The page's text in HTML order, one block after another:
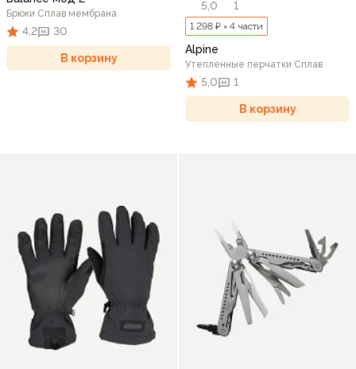
Брюки Сплав мембрана
4,2 30
В корзину
5,0 1
1 298 ₽ × 4 части
Alpine
Утепленные перчатки Сплав
5,0 1
В корзину